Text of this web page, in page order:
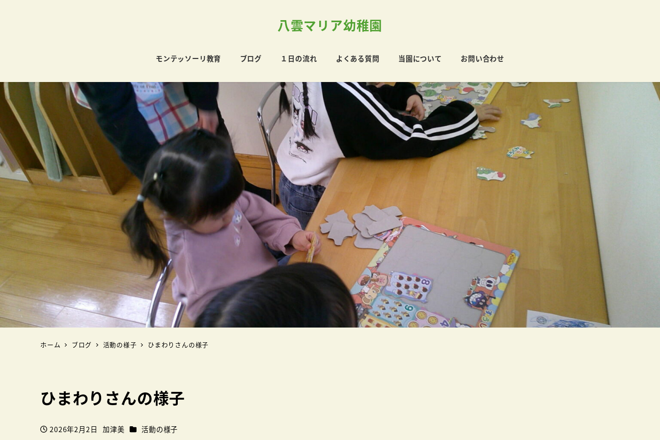
八雲マリア幼稚園
モンテッソーリ教育 ブログ １日の流れ よくある質問 当園について お問い合わせ
ホーム ブログ 活動の様子 ひまわりさんの様子
ひまわりさんの様子
投稿日
2026年2月2日
著
加津美 カテゴリー
活動の様子